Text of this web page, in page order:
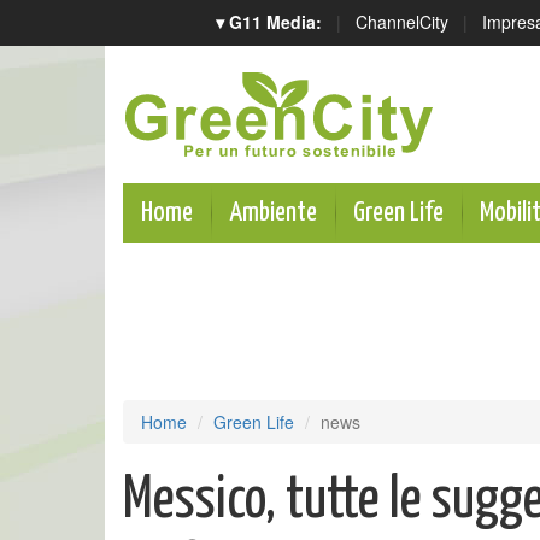
▾ G11 Media: | ChannelCity |
Home Ambiente Green Life
Home Green Life news
Messico, tutte le